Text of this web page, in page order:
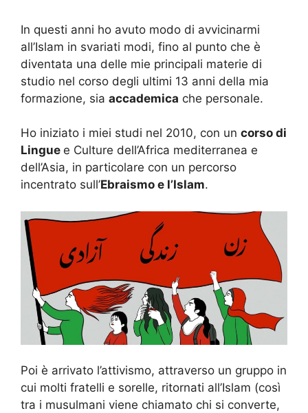
In questi anni ho avuto modo di avvicinarmi
all’Islam in svariati modi, fino al punto che è
diventata una delle mie principali materie di
studio nel corso degli ultimi 13 anni della mia
formazione, sia accademica che personale.
Ho iniziato i miei studi nel 2010, con un corso di
Lingue e Culture dell’Africa mediterranea e
dell’Asia, in particolare con un percorso
incentrato sull’Ebraismo e l’Islam.
Poi è arrivato l’attivismo, attraverso un gruppo in
cui molti fratelli e sorelle, ritornati all’Islam (così
tra i musulmani viene chiamato chi si converte,